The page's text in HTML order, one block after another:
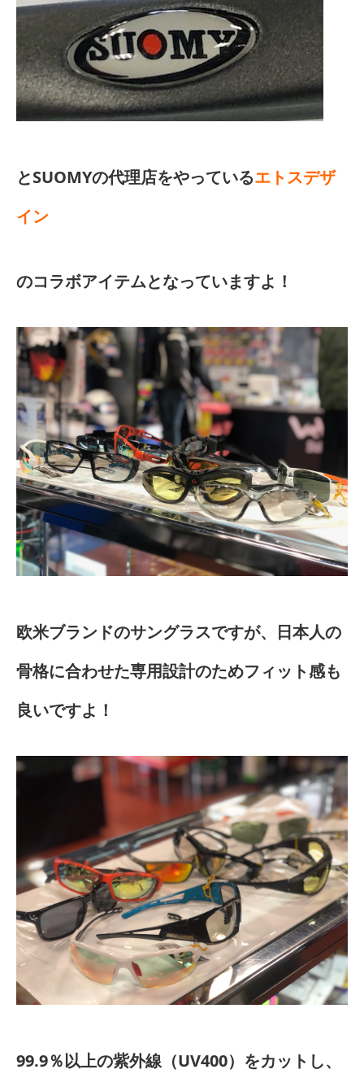
とSUOMYの代理店をやっているエトスデザ
イン
のコラボアイテムとなっていますよ！
欧米ブランドのサングラスですが、日本人の
骨格に合わせた専用設計のためフィット感も
良いですよ！
99.9％以上の紫外線（UV400）をカットし、